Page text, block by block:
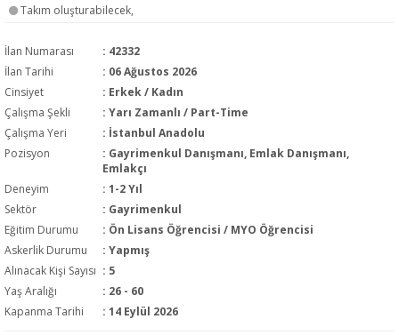
Takım oluşturabilecek,
İlan Numarası
: 42332
İlan Tarihi
: 06 Ağustos 2026
Cinsiyet
: Erkek / Kadın
Çalışma Şekli
: Yarı Zamanlı / Part-Time
Çalışma Yeri
: İstanbul Anadolu
Pozisyon
: Gayrimenkul Danışmanı, Emlak Danışmanı,
Emlakçı
Deneyim
: 1-2 Yıl
Sektör
: Gayrimenkul
Eğitim Durumu
: Ön Lisans Öğrencisi / MYO Öğrencisi
Askerlik Durumu
: Yapmış
Alınacak Kişi Sayısı : 5
Yaş Aralığı
: 26 - 60
Kapanma Tarihi
: 14 Eylül 2026